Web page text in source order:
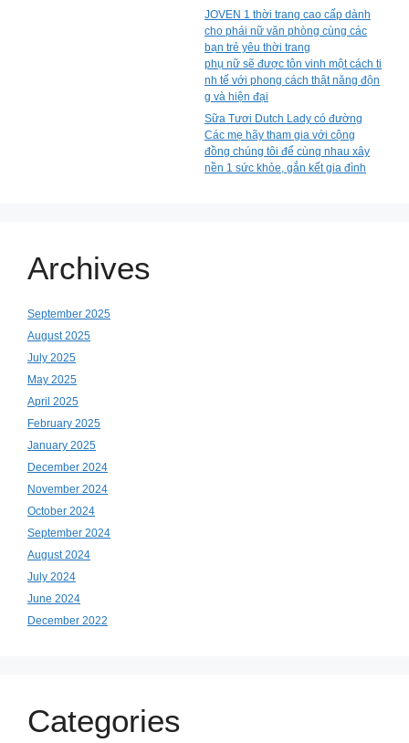
JOVEN 1 thời trang cao cấp dành
cho phái nữ văn phòng cùng các
bạn trẻ yêu thời trang
phụ nữ sẽ được tôn vinh một cách ti
nh tế với phong cách thật năng độn
g và hiện đại
Sữa Tươi Dutch Lady có đường
Các mẹ hãy tham gia với cộng
đồng chúng tôi để cùng nhau xây
nền 1 sức khỏe, gắn kết gia đình
Archives
September 2025
August 2025
July 2025
May 2025
April 2025
February 2025
January 2025
December 2024
November 2024
October 2024
September 2024
August 2024
July 2024
June 2024
December 2022
Categories